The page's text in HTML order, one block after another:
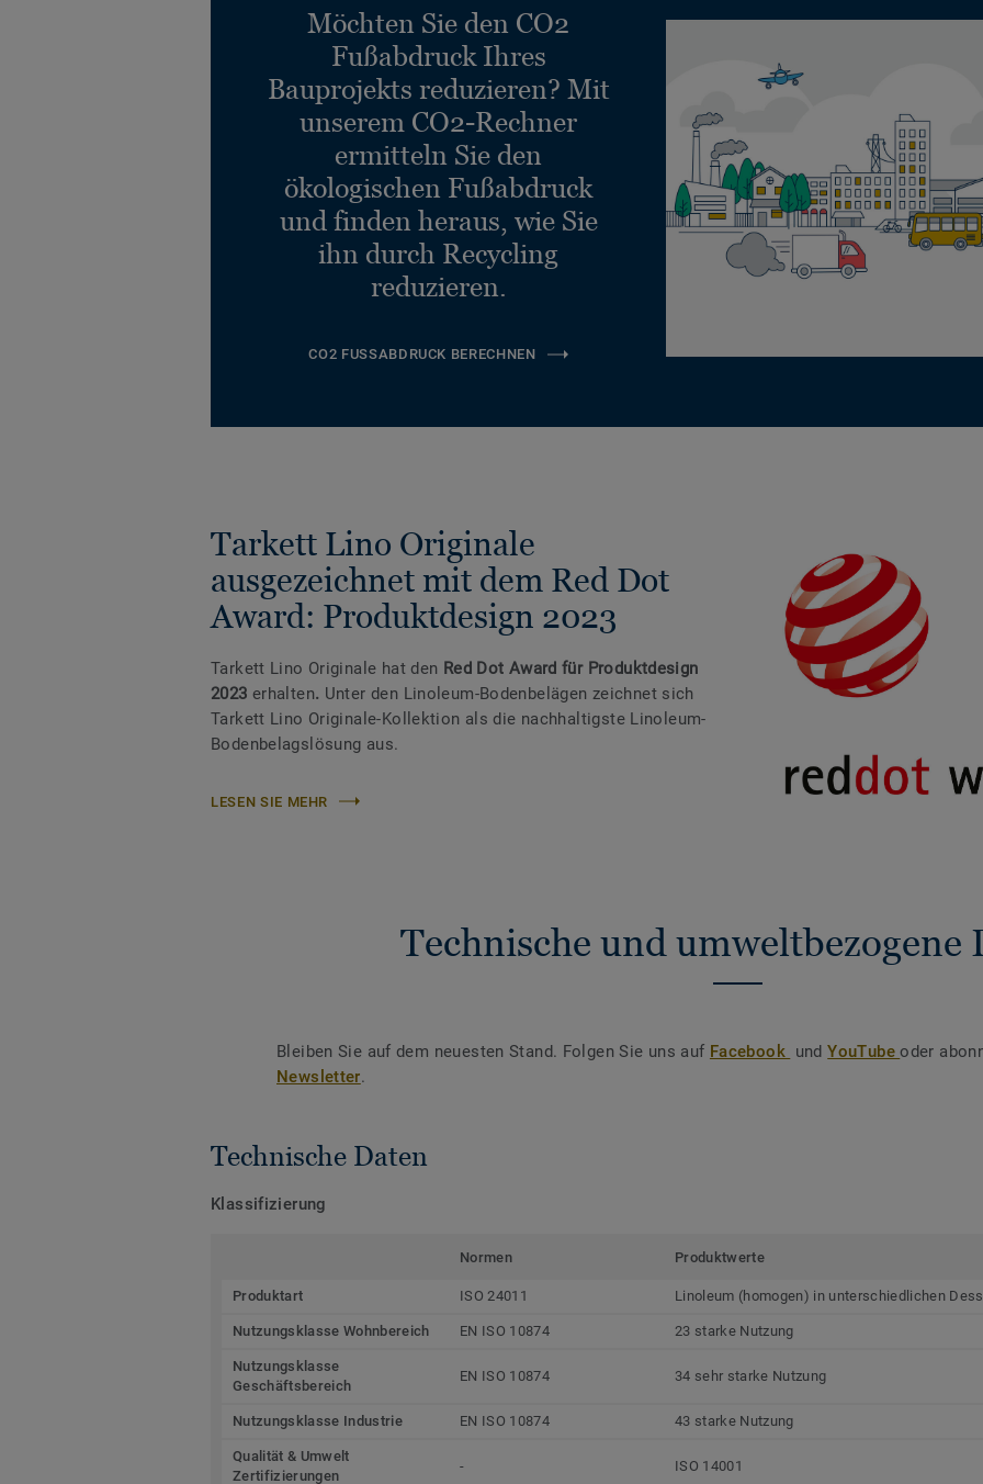
Möchten Sie den CO2
Fußabdruck Ihres
Bauprojekts reduzieren? Mit
unserem CO2-Rechner
ermitteln Sie den
ökologischen Fußabdruck
und finden heraus, wie Sie
ihn durch Recycling
reduzieren.
CO2 FUSSABDRUCK BERECHNEN
Tarkett Lino Originale
ausgezeichnet mit dem Red Dot
Award: Produktdesign 2023
Tarkett Lino Originale hat den Red Dot Award für Produktdesign
2023 erhalten. Unter den Linoleum-Bodenbelägen zeichnet sich
Tarkett Lino Originale-Kollektion als die nachhaltigste Linoleum-
Bodenbelagslösung aus.
LESEN SIE MEHR
Technische und umweltbezogene
Bleiben Sie auf dem neuesten Stand. Folgen Sie uns auf Facebook undYouTubeoder
Newsletter.
Technische Daten
Klassifizierung
Normen Produktwerte
Produktart ISO 24011 Linoleum (homogen) in unterschiedlichen
Nutzungsklasse Wohnbereich EN ISO 10874 23 starke Nutzung
Nutzungsklasse
Geschäftsbereich
EN ISO 10874 34 sehr starke Nutzung
Nutzungsklasse Industrie EN ISO 10874 43 starke Nutzung
Qualität & Umwelt
Zertifizierungen
- ISO 14001